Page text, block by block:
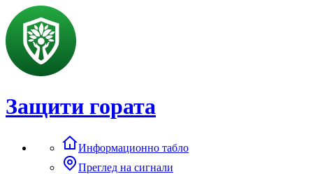
Защити гората
Информационно табло
Преглед на сигнали